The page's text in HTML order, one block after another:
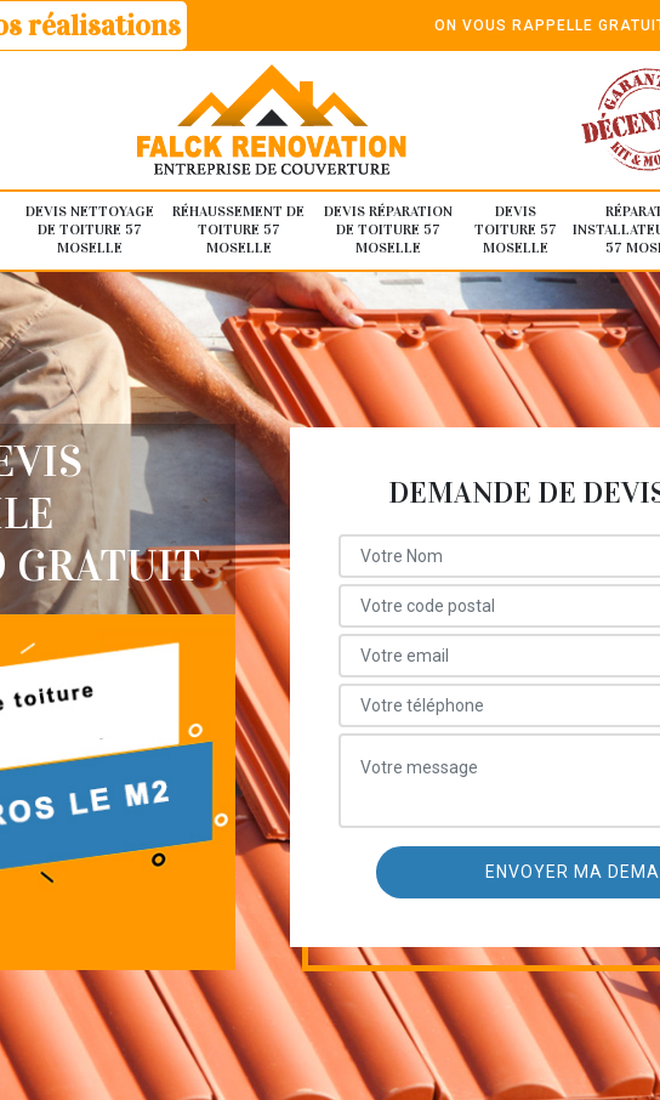
réalisations ON VOUS RAPPELLE
DEVIS NETTOYAGE
DE TOITURE 57
MOSELLE
RÉHAUSSEMENT DE
TOITURE 57
MOSELLE
DEVIS RÉPARATION
DE TOITURE 57
MOSELLE
DEVIS
TOITURE 57
MOSELLE
57
GRATUIT
DEMANDE DE